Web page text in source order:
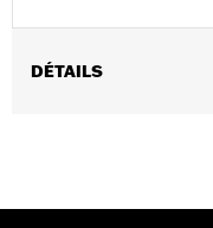
DÉTAILS